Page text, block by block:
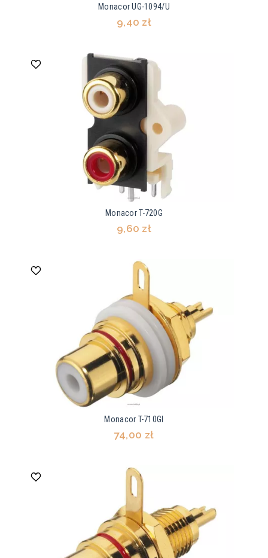
Monacor UG-1094/U
9,40 zł
Monacor T-720G
9,60 zł
Monacor T-710GI
74,00 zł